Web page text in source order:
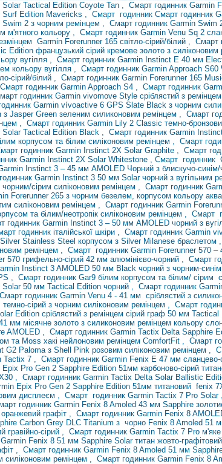
Tactical Edition Coyote Tan , Смарт годинник Garmin
Surf Edition Mavericks , Смарт годинник Смарт годинник
Swim 2 з чорним ремінцем , Смарт годинник Garmin Swim
м'ятного кольору , Смарт годинник Garmin Venu Sq 2
Garmin Forerunner 165 світло-сірий/білий , Смарт
Edition французький сірий кремове золото з силіконовим
вугілля , Смарт годинник Garmin Instinct E 40 мм
кольору вугілля , Смарт годинник Garmin Approach S60
сірий/білий , Смарт годинник Garmin Forerunner 165
Смарт годинник Garmin Approach S4 , Смарт годинник
годинник Garmin vivomove Style сріблястий з
Garmin vívoactive 6 GPS Slate Black з чорним
Jasper Green зеленим силиконовим ремінцем , Смарт
, Смарт годинник Garmin Lily 2 Classic темно-
Tactical Edition Black , Смарт годинник Garmin
корпусом та білим силіконовим ремінцем , Смарт
годинник Garmin Instinct 2X Solar Graphite , Смарт
Garmin Instinct 2X Solar Whitestone , Смарт годинник
Instinct 3 – 45 мм AMOLED Чорний з блискучо-
Garmin Instinct 3 50 мм Solar чорний з вугільним
чорним/сірим силіконовим ремінцем , Смарт годинник
Forerunner 265 з чорним безелем, корпусом кольору
силіконовим ремінцем , Смарт годинник Garmin
та білим/неотропік силіконовим ремінцем , Смарт
годинник Garmin Instinct 3 – 50 мм AMOLED чорний з
годинник італійської шкіри , Смарт годинник Garmin
Stainless Steel корпусом з Silver Milanese браслетом ,
ремінцем , Смарт годинник Garmin Forerunner 570
570 грифельно-сірий 42 мм алюмінієво-чорний , Смарт
Instinct 3 AMOLED 50 мм Black чорний з чорним-синім
, Смарт годинник Gar9 білим корпусом та білим/ сірим
50 мм Tactical Edition чорний , Смарт годинник
годинник Garmin Venu 4 - 41 мм сріблястий з
сірий з чорним силіконовим ремінцем , Смарт
Edition сріблястий з ремінцем сірий граф 50 мм Tactical
мм місячне золото з силиконовим ремінцем кольору
AMOLED , Смарт годинник Garmin Tactix Delta Sapphire
та Moss хакі нейлоновим ремінцем ComfortFit , Смарт
G2 Paloma з Shell Pink розовим силіконовим ремінцем ,
Tactix 7 , Смарт годинник Garmin Fenix ​​E 47 мм сланцево-
Pro Gen 2 Sapphire Edition 51мм карбоново-сірий
, Смарт годинник Garmin Tactix Delta Solar Ballistic
Epix Pro Gen 2 Sapphire Edition 51мм титановий fenix
дисплеєм , Смарт годинник Garmin Tactix 7 Pro Solar
годинник Garmin Fenix ​​8 Amoled 43 мм Sapphire
оранжевий графіт , Смарт годинник Garmin Fenix ​​8
Carbon Grey DLC Titanium з чорно Fenix ​​8 Amoled 51
гравійно-сірий , Смарт годинник Garmin Tactix 7 Pro
Fenix ​​8 51 мм Sapphire Solar титан жовто-графітовий
, Смарт годинник Garmin Fenix ​​8 Amoled 51 мм
силіконовим ремінцем , Смарт годинник Garmin Fenix ​​8